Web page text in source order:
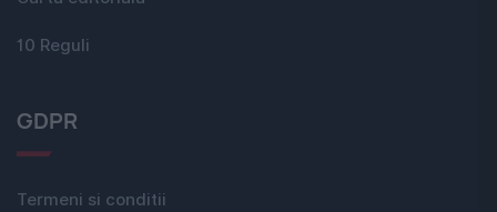
10 Reguli
GDPR
Termeni si conditii